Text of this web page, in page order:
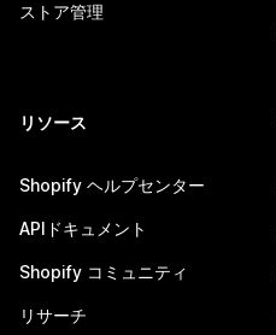
ストア管理
リソース
Shopify ヘルプセンター
APIドキュメント
Shopify コミュニティ
リサーチ